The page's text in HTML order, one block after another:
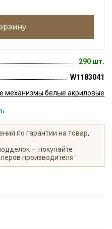
290 шт.
W1183041
механизмы белые акриловые
по гарантии на товар,
— покупайте
производителя